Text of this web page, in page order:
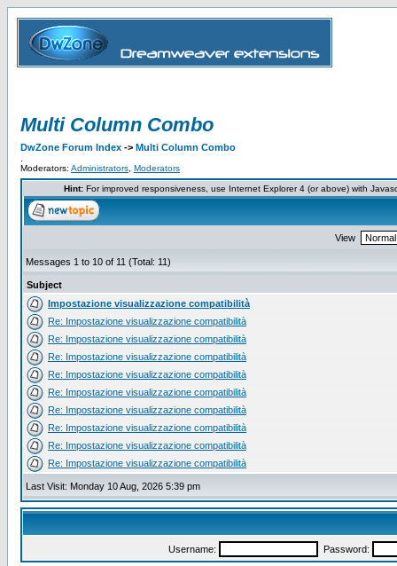
Multi Column Combo
DwZone Forum Index -> Multi Column Combo
Moderators: Administrators Moderators
Hint:For improved responsiveness, use Internet Explorer 4 (or above) with
View
Messages 1 to 10 of 11 (Total: 11)
Subject
Impostazione visualizzazione compatibilità
Re: Impostazione visualizzazione compatibilità
Re: Impostazione visualizzazione compatibilità
Re: Impostazione visualizzazione compatibilità
Re: Impostazione visualizzazione compatibilità
Re: Impostazione visualizzazione compatibilità
Re: Impostazione visualizzazione compatibilità
Re: Impostazione visualizzazione compatibilità
Re: Impostazione visualizzazione compatibilità
Re: Impostazione visualizzazione compatibilità
Last Visit: Monday 10 Aug, 2026 5:39 pm
Username: Password: